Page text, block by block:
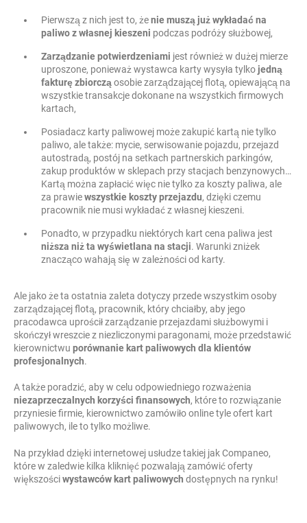
Pierwszą z nich jest to, żenie muszą już wykładać na
paliwo z własnej kieszeni podczas podróży służbowej,
Zarządzanie potwierdzeniami jest również w dużej mierze
uproszone, ponieważ wystawca karty wysyła tylko jedną
fakturęzbiorcząosobie zarządzającej flotą, opiewającą na
wszystkie transakcje dokonane na wszystkich firmowych
kartach,
Posiadacz karty paliwowej może zakupić kartą nie tylko
paliwo, ale także: mycie, serwisowanie pojazdu, przejazd
autostradą, postój na setkach partnerskich parkingów,
zakup produktów w sklepach przy stacjach benzynowych…
Kartą można zapłacić więc nie tylko za koszty paliwa, ale
za prawiewszystkie koszty przejazdu, dzięki czemu
pracownik nie musi wykładać z własnej kieszeni.
Ponadto, w przypadku niektórych kart cena paliwa jest
niższa niż ta wyświetlana na stacji. Warunki zniżek
znacząco wahają się w zależności od karty.
Ale jako że ta ostatnia zaleta dotyczy przede wszystkim osoby
zarządzającej flotą, pracownik, który chciałby, aby jego
pracodawca uprościł zarządzanie przejazdami służbowymi i
skończył wreszcie z niezliczonymi paragonami, może przedstawić
kierownictwu porównanie kart paliwowych dla klientów
profesjonalnych.
A także poradzić, aby w celu odpowiedniego rozważenia
niezaprzeczalnych korzyści finansowych, które to rozwiązanie
przyniesie firmie, kierownictwo zamówiło online tyle ofert kart
paliwowych, ile to tylko możliwe.
Na przykład dzięki internetowej usłudze takiej jak Companeo,
które w zaledwie kilka kliknięć pozwalają zamówić oferty
większościwystawców kart paliwowych dostępnych na rynku!